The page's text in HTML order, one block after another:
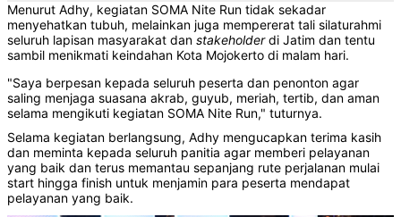
Menurut Adhy, kegiatan SOMA Nite Run tidak sekadar
menyehatkan tubuh, melainkan juga mempererat tali silaturahmi
seluruh lapisan masyarakat dan stakeholderdi Jatim dan tentu
sambil menikmati keindahan Kota Mojokerto di malam hari.
"Saya berpesan kepada seluruh peserta dan penonton agar
saling menjaga suasana akrab, guyub, meriah, tertib, dan aman
selama mengikuti kegiatan SOMA Nite Run," tuturnya.
Selama kegiatan berlangsung, Adhy mengucapkan terima kasih
dan meminta kepada seluruh panitia agar memberi pelayanan
yang baik dan terus memantau sepanjang rute perjalanan mulai
start hingga finish untuk menjamin para peserta mendapat
pelayanan yang baik.